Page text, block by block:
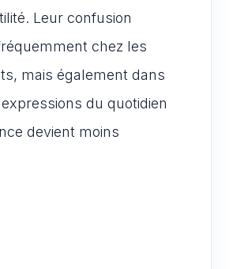
Leur confusion
chez les
mais également dans
du quotidien
devient moins